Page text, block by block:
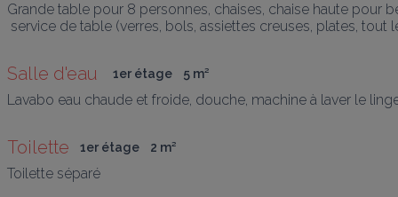
Grande table pour 8 personnes, chaises, chaise haute pour
service de table (verres, bols, assiettes creuses, plates, tout
Salle d'eau 1er étage 5 m²
Lavabo eau chaude et froide, douche, machine à laver le
Toilette 1er étage 2 m²
Toilette séparé